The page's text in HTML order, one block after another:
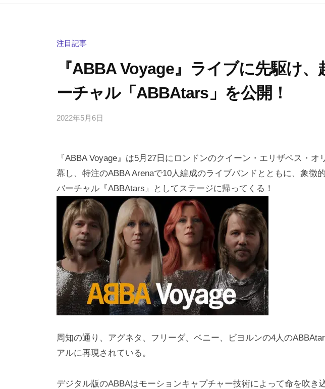
注目記事
『ABBA Voyage』ライブに先駆け
ーチャル「ABBAtars」を公開！
2022年5月6日
i
g
a
h
y
a
m
a
の
コ
メ
ト
『ABBA Voyage』は5月27日にロンドンのクイーン・エリザベス・オ
幕し、特注のABBA Arenaで10人編成のライブバンドとともに、象徴
バーチャル『ABBAtars』としてステージに帰ってくる！
周知の通り、アグネタ、フリーダ、ベニー、ビヨルンの4人の
アルに再現されている。
デジタル版のABBAはモーションキャプチャー技術によって命を吹き